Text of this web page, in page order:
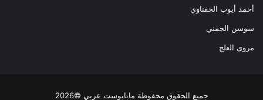
أحمد أيوب الحفناوي
سوسن الجمني
مروى العلج
جميع الحقوق محفوظة مابابوست عربي ©2026